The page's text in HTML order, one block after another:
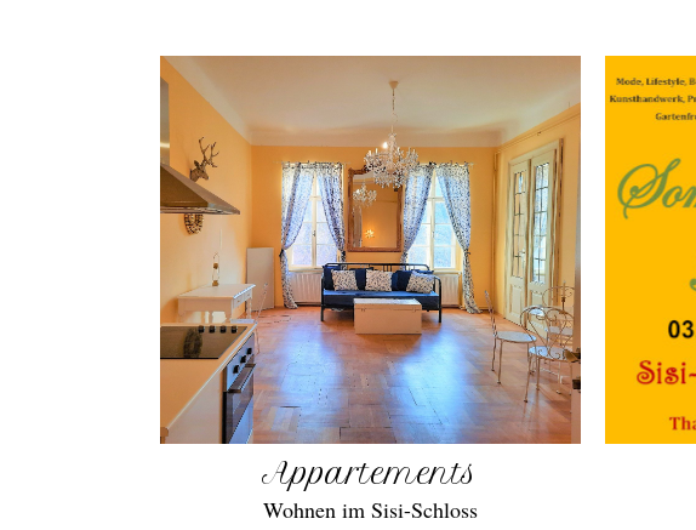
Appartements
Wohnen im Sisi-Schloss